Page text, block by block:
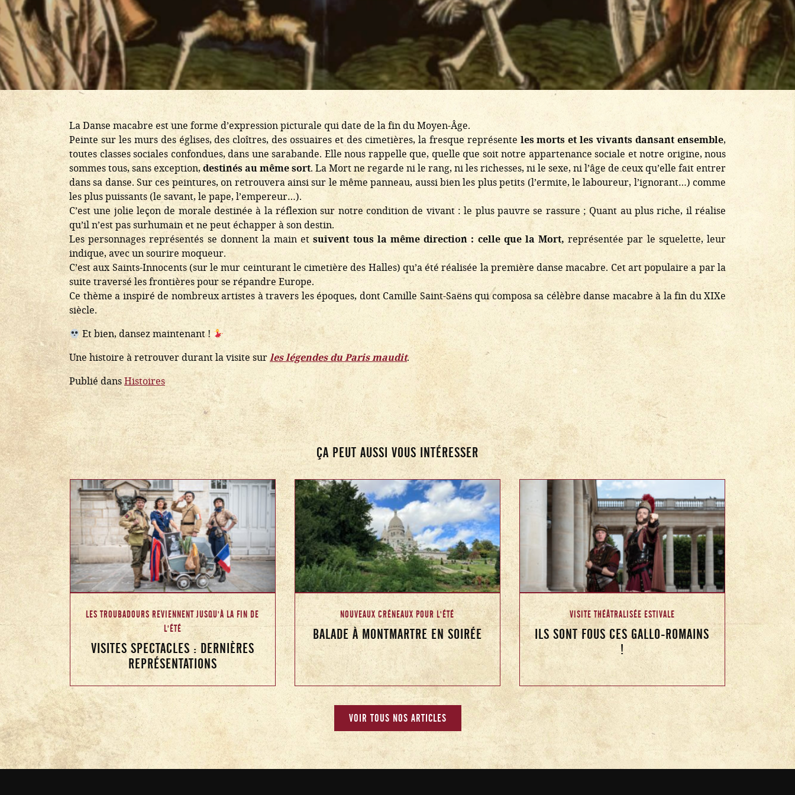
La Danse macabre est une forme d’expression picturale qui date de la fin du Moyen-Âge.
Peinte sur les murs des églises, des cloîtres, des ossuaires et des cimetières, la fresque représente les morts et les vivants dansant ensemble,
toutes classes sociales confondues, dans une sarabande. Elle nous rappelle que, quelle que soit notre appartenance sociale et notre origine, nous
sommes tous, sans exception, destinés au même sort. La Mort ne regarde ni le rang, ni les richesses, ni le sexe, ni l’âge de ceux qu’elle fait entrer
dans sa danse. Sur ces peintures, on retrouvera ainsi sur le même panneau, aussi bien les plus petits (l’ermite, le laboureur, l’ignorant…) comme
les plus puissants (le savant, le pape, l’empereur…).
C’est une jolie leçon de morale destinée à la réflexion sur notre condition de vivant : le plus pauvre se rassure ; Quant au plus riche, il réalise
qu’il n’est pas surhumain et ne peut échapper à son destin.
Les personnages représentés se donnent la main etsuivent tous la même direction : celle que la Mort, représentée par le squelette, leur
indique, avec un sourire moqueur.
C’est aux Saints-Innocents (sur le mur ceinturant le cimetière des Halles) qu’a été réalisée la première danse macabre. Cet art populaire a par la
suite traversé les frontières pour se répandre Europe.
Ce thème a inspiré de nombreux artistes à travers les époques, dont Camille Saint-Saëns qui composa sa célèbre danse macabre à la fin du XIXe
siècle.
Et bien, dansez maintenant !
Une histoire à retrouver durant la visite surles légendes du Paris maudit.
Publié dansHistoires
ÇA PEUT AUSSI VOUS INTÉRESSER
LES TROUBADOURS REVIENNENT JUSQU'À LA FIN DE
L'ÉTÉ
VISITES SPECTACLES : DERNIÈRES
REPRÉSENTATIONS
NOUVEAUX CRÉNEAUX POUR L'ÉTÉ
BALADE À MONTMARTRE EN SOIRÉE
VISITE THÉÂTRALISÉE ESTIVALE
ILS SONT FOUS CES GALLO-ROMAINS
!
VOIR TOUS NOS ARTICLES